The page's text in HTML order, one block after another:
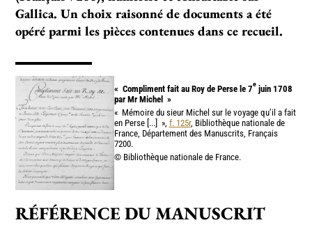
Gallica. Un choix rai­sonné de docu­ments a été
opéré parmi les piè­ces conte­nues dans ce recueil.
« Compliment fait au Roy de Perse le 7ejuin 1708
par Mr Michel »
« Mémoire du sieur Michel sur le voyage qu’il a fait
en Perse [...] », f. 125r, Bibliothèque nationale de
France, Département des Manuscrits, Français
7200.
© Bibliothèque nationale de France.
RÉFÉRENCE DU MANUSCRIT